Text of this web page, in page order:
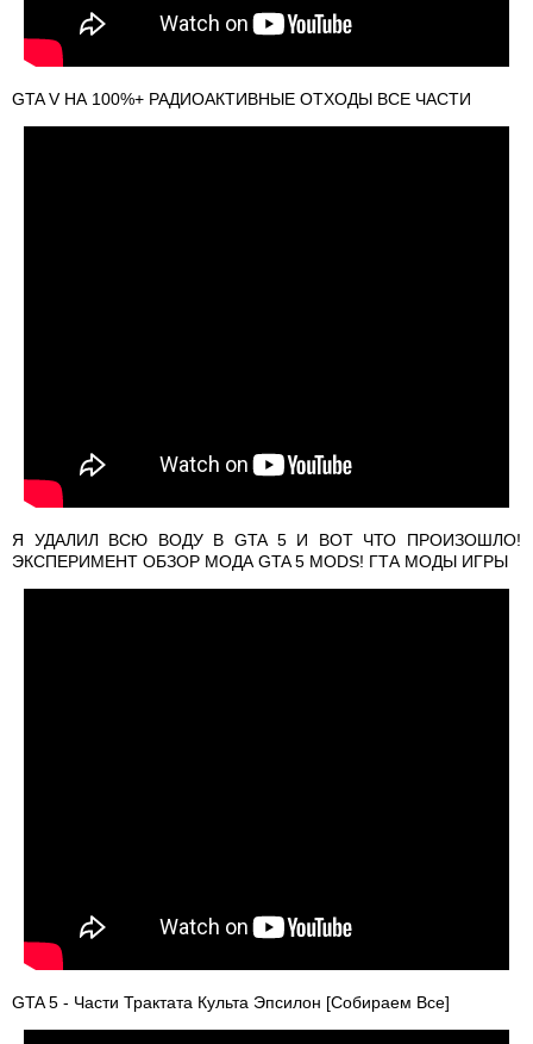
GTA V НА 100%+ РАДИОАКТИВНЫЕ ОТХОДЫ ВСЕ ЧАСТИ
Я УДАЛИЛ ВСЮ ВОДУ В GTA 5 И ВОТ ЧТО ПРОИЗОШЛО!
ЭКСПЕРИМЕНТ ОБЗОР МОДА GTA 5 MODS! ГТА МОДЫ ИГРЫ
GTA 5 - Части Трактата Культа Эпсилон [Собираем Все]